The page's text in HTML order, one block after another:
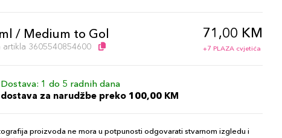
/ Medium to Gol
artikla 3605540854600
71,00 KM
+7 PLAZA cvjetića
1 do 5 radnih dana
za narudžbe preko 100,00 KM
proizvoda ne mora u potpunosti odgovarati stvarnom izgledu i